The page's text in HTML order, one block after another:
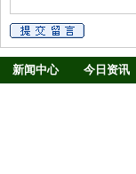
新闻中心 今日资讯